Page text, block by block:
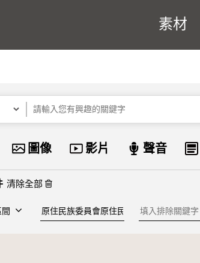
素材
關鍵字
資料類型
圖像 影片 聲音
清除全部
建檔單位 排除關鍵字